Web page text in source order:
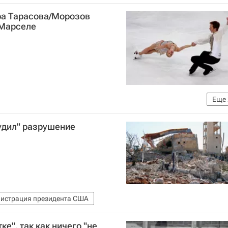
Тарасова/Морозов
Еще
катанию в Пекине, 18-20 ноября 2016 года
разрушение
президента США